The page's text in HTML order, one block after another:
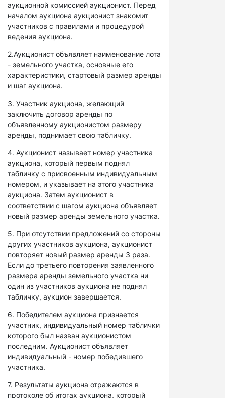
аукционной комиссией аукционист. Перед
началом аукциона аукционист знакомит
участников с правилами и процедурой
ведения аукциона.
2.Аукционист объявляет наименование лота
- земельного участка, основные его
характеристики, стартовый размер аренды
и шаг аукциона.
3. Участник аукциона, желающий
заключить договор аренды по
объявленному аукционистом размеру
аренды, поднимает свою табличку.
4. Аукционист называет номер участника
аукциона, который первым поднял
табличку с присвоенным индивидуальным
номером, и указывает на этого участника
аукциона. Затем аукционист в
соответствии с шагом аукциона объявляет
новый размер аренды земельного участка.
5. При отсутствии предложений со стороны
других участников аукциона, аукционист
повторяет новый размер аренды 3 раза.
Если до третьего повторения заявленного
размера аренды земельного участка ни
один из участников аукциона не поднял
табличку, аукцион завершается.
6. Победителем аукциона признается
участник, индивидуальный номер таблички
которого был назван аукционистом
последним. Аукционист объявляет
индивидуальный - номер победившего
участника.
7. Результаты аукциона отражаются в
протоколе об итогах аукциона, который